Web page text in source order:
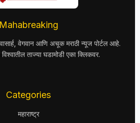
Mahabreaking
वेगवान आणि अचूक मराठी न्यूज पोर्टल आहे.
विश्वातील ताज्या घडामोडी एका क्लिकवर.
Categories
महाराष्ट्र